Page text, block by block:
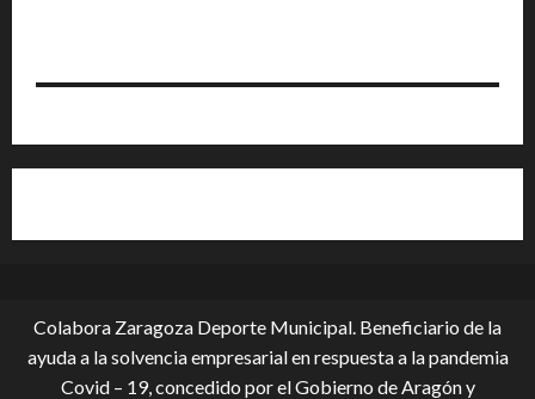
Colabora Zaragoza Deporte Municipal. Beneficiario de la
ayuda a la solvencia empresarial en respuesta a la pandemia
Covid – 19, conce­dido por el Gobierno de Aragón y